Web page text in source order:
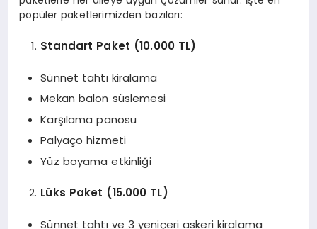
popüler paketlerimizden bazıları:
Standart Paket (10.000 TL)
Sünnet tahtı kiralama
Mekan balon süslemesi
Karşılama panosu
Palyaço hizmeti
Yüz boyama etkinliği
Lüks Paket (15.000 TL)
Sünnet tahtı ve 3 yeniçeri askeri kiralama